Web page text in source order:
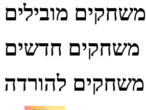
משחקים מובילים
משחקים חדשים
משחקים להורדה